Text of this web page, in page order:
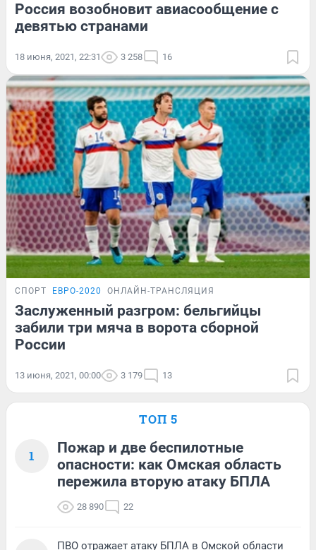
Россия возобновит авиасообщение с
девятью странами
18 июня, 2021, 22:31 3 258 16
СПОРТ ЕВРО-2020 ОНЛАЙН-ТРАНСЛЯЦИЯ
Заслуженный разгром: бельгийцы
забили три мяча в ворота сборной
России
13 июня, 2021, 00:00 3 179 13
ТОП 5
1
Пожар и две беспилотные
опасности: как Омская область
пережила вторую атаку БПЛА
28 890 22
ПВО отражает атаку БПЛА в Омской области